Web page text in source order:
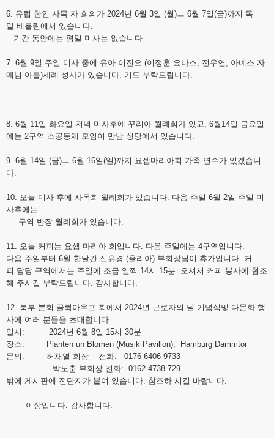
6. 유럽 한인 사목 자 회의가 2024년 6월 3일 (월)ㅡ 6월 7일(금)까지 독
일 베를린에서 있습니다.
기간 동안에는 평일 미사는 없습니다
7. 6월 9일 주일 미사 중에 유아 이진오 (이정훈 요나스, 전우연, 아녜스 자
매님 아들)세례 성사가 있습니다. 기도 부탁드립니다.
8. 6월 11일 화요일 저녁 미사후에 꾸리아 월례회가 있고, 6월14일 금요일
에는 2구역 소공동체 모임이 만남 성당에서 있습니다.
9. 6월 14일 (금)ㅡ 6월 16일(일)까지 요셉마리아회 가족 연수가 있겠습니
다.
10. 오늘 미사 후에 사목회 월례회가 있습니다. 다음 주일 6월 2일 주일 미
사후에는
구역 반장 월례회가 있습니다.
11. 오늘 커피는 요셉 마리아 회입니다. 다음 주일에는 4구역입니다.
다음 주일부터 6월 한달간 신유경 (율리아) 부회장님이 휴가입니다. 커
피 담당 구역에서는 주일에 조금 일찍 14시 15분 오셔서 커피 봉사에 협조
해 주시길 부탁드립니다. 감사합니다.
12. 북부 분회 글뤽아우프 회에서 2024년 근로자의 날 기념식및 다문화 행
사에 여러 분들을 초대합니다.
일시: 2024년 6월 8일 15시 30분
장소: Planten un Blomen (Musik Pavillon), Hamburg Dammtor
문의: 허채열 회장 전화: 0176 6406 9733
박노춘 부회장 전화: 0162 4738 729
밖에 게시판에 전단지가 붙여 있습니다. 참조하 시길 바랍니다.
이상입니다. 감사합니다.